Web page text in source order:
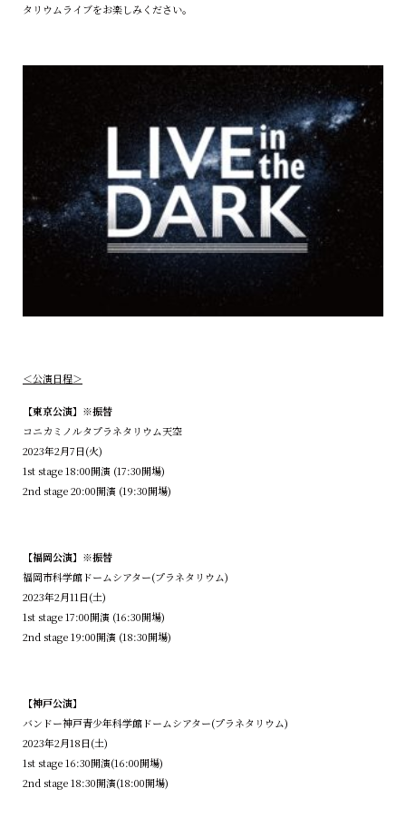
タリウムライブをお楽しみください。
＜公演日程＞
【東京公演】※振替
コニカミノルタプラネタリウム天空
2023年2月7日(火)
1st stage 18:00開演 (17:30開場)
2nd stage 20:00開演 (19:30開場)
【福岡公演】※振替
福岡市科学館ドームシアター(プラネタリウム)
2023年2月11日(土)
1st stage 17:00開演 (16:30開場)
2nd stage 19:00開演 (18:30開場)
【神戸公演】
バンドー神戸青少年科学館ドームシアター(プラネタリウム)
2023年2月18日(土)
1st stage 16:30開演(16:00開場)
2nd stage 18:30開演(18:00開場)